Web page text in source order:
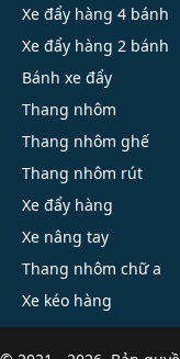
Xe đẩy hàng 4 bánh
Xe đẩy hàng 2 bánh
Bánh xe đẩy
Thang nhôm
Thang nhôm ghế
Thang nhôm rút
Xe đẩy hàng
Xe nâng tay
Thang nhôm chữ a
Xe kéo hàng